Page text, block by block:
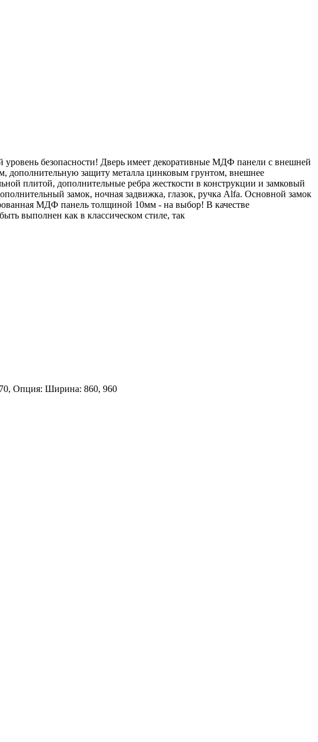
безопасности! Дверь имеет декоративные МДФ панели с внешней
дополнительную защиту металла цинковым грунтом, внешнее
плитой, дополнительные ребра жесткости в конструкции и замковый
замок, ночная задвижка, глазок, ручка Alfa. Основной замок
МДФ панель толщиной 10мм - на выбор! В качестве
выполнен как в классическом стиле, так
Опция: Ширина: 860, 960